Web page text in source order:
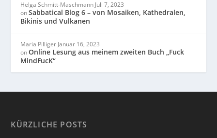
Helga Schmitt-Maschmann Juli 7, 2023
onSabbatical Blog 6 – von Mosaiken, Kathedralen,
Bikinis und Vulkanen
Maria Pilliger Januar 16, 2023
onOnline Lesung aus meinem zweiten Buch „Fuck
MindFucK“
KÜRZLICHE POSTS